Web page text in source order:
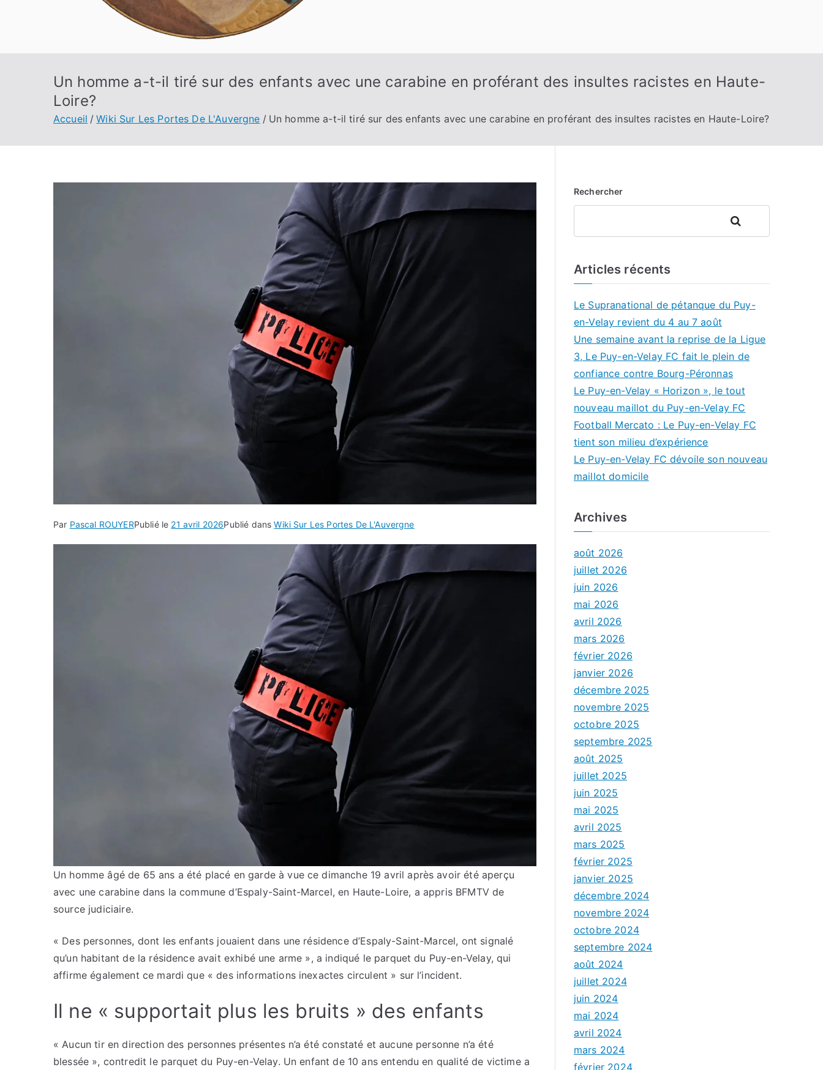
Un homme a-t-il tiré sur des enfants avec une carabine en proférant des insultes racistes en Haute-
Loire?
Accueil Wiki Sur Les Portes De L'Auvergne Un homme a-t-il tiré sur des enfants avec une carabine en proférant des insultes racistes en Haute-Loire?
Par Pascal ROUYERPublié le 21 avril 2026Publié dansWiki Sur Les Portes De L'Auvergne
Un homme âgé de 65 ans a été placé en garde à vue ce dimanche 19 avril après avoir été aperçu
avec une carabine dans la commune d’Espaly-Saint-Marcel, en Haute-Loire, a appris BFMTV de
source judiciaire.
« Des personnes, dont les enfants jouaient dans une résidence d’Espaly-Saint-Marcel, ont signalé
qu’un habitant de la résidence avait exhibé une arme », a indiqué le parquet du Puy-en-Velay, qui
affirme également ce mardi que « des informations inexactes circulent » sur l’incident.
Il ne « supportait plus les bruits » des enfants
« Aucun tir en direction des personnes présentes n’a été constaté et aucune personne n’a été
blessée », contredit le parquet du Puy-en-Velay. Un enfant de 10 ans entendu en qualité de victime a
Rechercher
Rechercher
Articles récents
Le Supranational de pétanque du Puy-
en-Velay revient du 4 au 7 août
Une semaine avant la reprise de la Ligue
3, Le Puy-en-Velay FC fait le plein de
confiance contre Bourg-Péronnas
Le Puy-en-Velay « Horizon », le tout
nouveau maillot du Puy-en-Velay FC
Football Mercato : Le Puy-en-Velay FC
tient son milieu d’expérience
Le Puy-en-Velay FC dévoile son nouveau
maillot domicile
Archives
août 2026
juillet 2026
juin 2026
mai 2026
avril 2026
mars 2026
février 2026
janvier 2026
décembre 2025
novembre 2025
octobre 2025
septembre 2025
août 2025
juillet 2025
juin 2025
mai 2025
avril 2025
mars 2025
février 2025
janvier 2025
décembre 2024
novembre 2024
octobre 2024
septembre 2024
août 2024
juillet 2024
juin 2024
mai 2024
avril 2024
mars 2024
février 2024